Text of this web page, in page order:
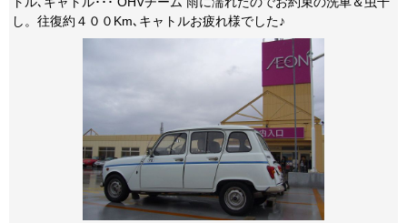
し。往復約４００Km､キャトルお疲れ様でした♪